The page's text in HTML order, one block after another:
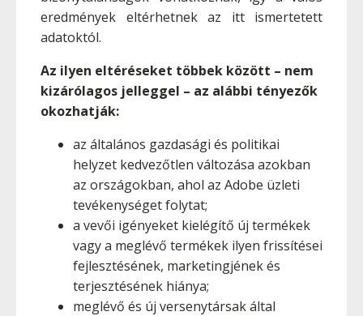
eredmények eltérhetnek az itt ismertetett
adatoktól.
Az ilyen eltéréseket többek között – nem
kizárólagos jelleggel – az alábbi tényezők
okozhatják:
az általános gazdasági és politikai
helyzet kedvezőtlen változása azokban
az országokban, ahol az Adobe üzleti
tevékenységet folytat;
a vevői igényeket kielégítő új termékek
vagy a meglévő termékek ilyen frissítései
fejlesztésének, marketingjének és
terjesztésének hiánya;
meglévő és új versenytársak által